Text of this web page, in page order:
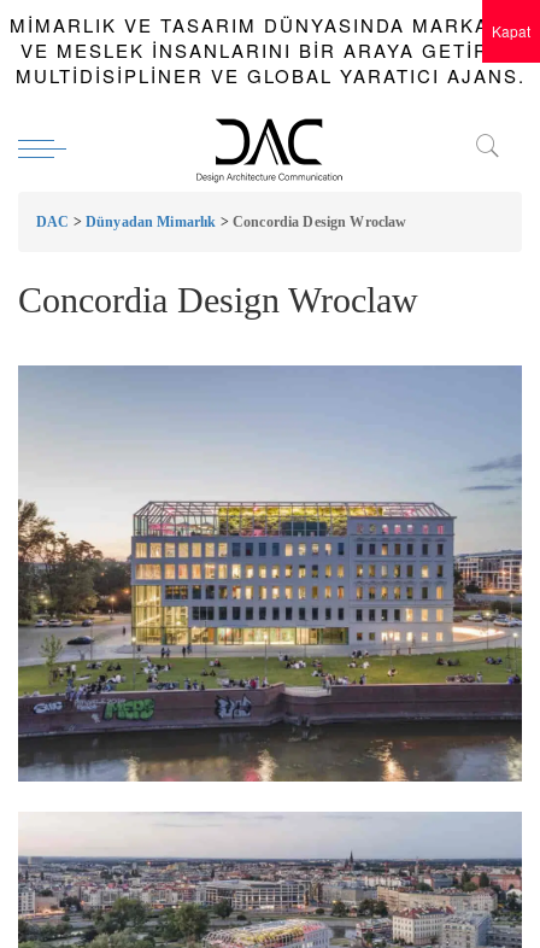
MIMARLIK VE TASARIM DÜNYASINDA MARKALAR
VE MESLEK INSANLARINI BIR ARAYA GETIREN
MULTIDISIPLINER VE GLOBAL YARATICI AJANS.
DAC > Dünyadan Mimarlık > Concordia Design Wroclaw
Concordia Design Wroclaw
Kapat